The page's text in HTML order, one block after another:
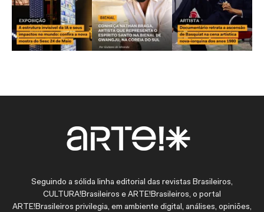
Seguindo a sólida linha editorial das revistas Brasileiros,
CULTURA!Brasileiros e ARTE!Brasileiros, o portal
ARTE!Brasileiros privilegia, em ambiente digital, análises, opiniões,